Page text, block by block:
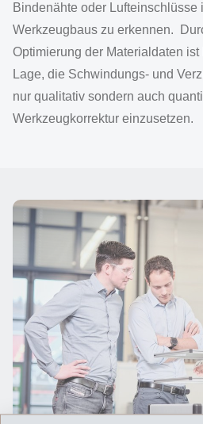
Bindenähte oder Lufteinschlüsse
Werkzeugbaus zu erkennen.
Optimierung der Materialdaten
Lage, die Schwindungs- und
nur qualitativ sondern auch
Werkzeugkorrektur einzusetzen.